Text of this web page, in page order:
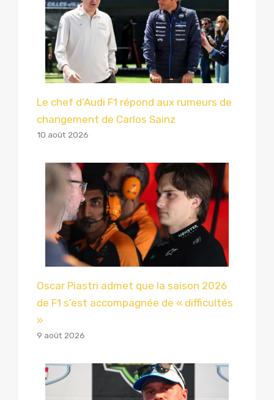
Le chef d’Audi F1 répond aux rumeurs de
changement de Carlos Sainz
10 août 2026
Oscar Piastri admet que la saison 2026
de F1 s’est accompagnée de « difficultés
»
9 août 2026